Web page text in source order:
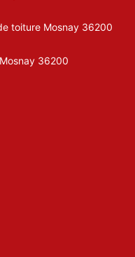
toiture Mosnay 36200
36200